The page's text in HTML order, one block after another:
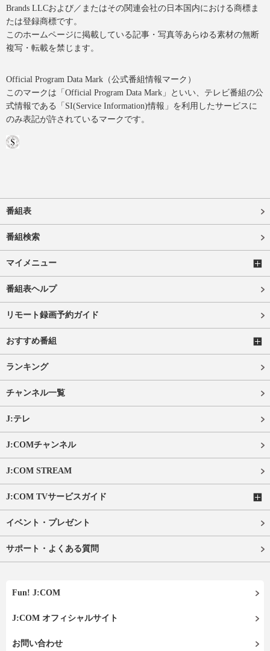
Brands LLCおよび／またはその関連会社の日本国内における商標ま
たは登録商標です。
このホームページに掲載している記事・写真等あらゆる素材の無断
複写・転載を禁じます。
Official Program Data Mark（公式番組情報マーク）
このマークは「Official Program Data Mark」といい、テレビ番組の公
式情報である「SI(Service Information)情報」を利用したサービスに
のみ表記が許されているマークです。
番組表
番組検索
マイメニュー
番組表ヘルプ
リモート録画予約ガイド
おすすめ番組
ランキング
チャンネル一覧
J:テレ
J:COMチャンネル
J:COM STREAM
J:COM TVサービスガイド
イベント・プレゼント
サポート・よくある質問
Fun! J:COM
J:COM オフィシャルサイト
お問い合わせ